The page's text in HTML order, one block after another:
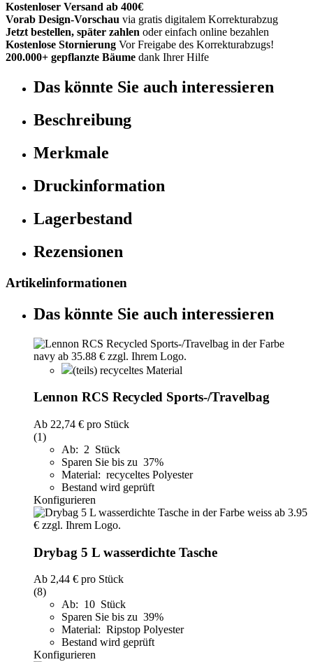
Kostenloser Versand ab 400€
Vorab Design-Vorschau via gratis digitalem Korrekturabzug
Jetzt bestellen, später zahlen oder einfach online bezahlen
Kostenlose Stornierung Vor Freigabe des Korrekturabzugs!
200.000+ gepflanzte Bäume dank Ihrer Hilfe
Das könnte Sie auch interessieren
Beschreibung
Merkmale
Druckinformation
Lagerbestand
Rezensionen
Artikelinformationen
Das könnte Sie auch interessieren
(teils) recyceltes Material
Lennon RCS Recycled Sports-/Travelbag
Ab 22,74 € pro Stück
(1)
Ab: 2 Stück
Sparen Sie bis zu 37%
Material: recyceltes Polyester
Bestand wird geprüft
Konfigurieren
Drybag 5 L wasserdichte Tasche
Ab 2,44 € pro Stück
(8)
Ab: 10 Stück
Sparen Sie bis zu 39%
Material: Ripstop Polyester
Bestand wird geprüft
Konfigurieren